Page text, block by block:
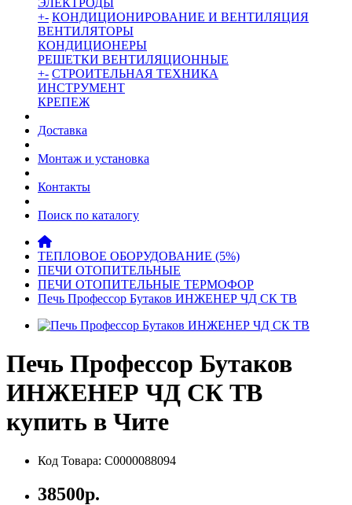
ЭЛЕКТРОДЫ
+- КОНДИЦИОНИРОВАНИЕ И ВЕНТИЛЯЦИЯ
ВЕНТИЛЯТОРЫ
КОНДИЦИОНЕРЫ
РЕШЕТКИ ВЕНТИЛЯЦИОННЫЕ
+- СТРОИТЕЛЬНАЯ ТЕХНИКА
ИНСТРУМЕНТ
КРЕПЕЖ
Доставка
Монтаж и установка
Контакты
Поиск по каталогу
ТЕПЛОВОЕ ОБОРУДОВАНИЕ (5%)
ПЕЧИ ОТОПИТЕЛЬНЫЕ
ПЕЧИ ОТОПИТЕЛЬНЫЕ ТЕРМОФОР
Печь Профессор Бутаков ИНЖЕНЕР ЧД СК ТВ
Печь Профессор Бутаков
ИНЖЕНЕР ЧД СК ТВ
купить в Чите
Код Товара: С0000088094
38500р.